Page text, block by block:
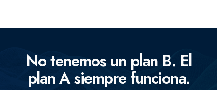
No tenemos un plan B. El
plan A siempre funciona.